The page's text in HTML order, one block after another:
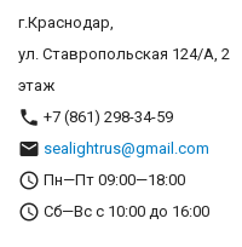
г.Краснодар,
ул. Ставропольская 124/А, 2
этаж
+7 (861) 298-34-59
sealightrus@gmail.com
Пн—Пт 09:00—18:00
Сб—Вс с 10:00 до 16:00